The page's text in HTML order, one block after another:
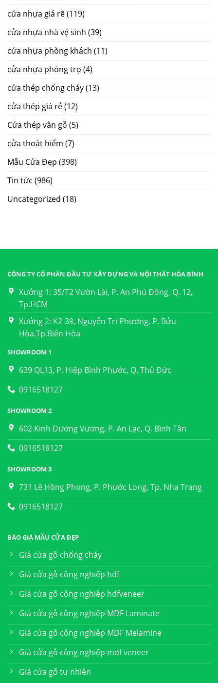
cửa nhựa giá rẽ(119)
cửa nhựa nhà vệ sinh (39)
cửa nhựa phòng khách (11)
cửa nhựa phòng trọ (4)
cửa thép chống cháy(13)
cửa thép giá rẻ(12)
Cửa thép vân gỗ (5)
cửa thoát hiểm (7)
Mẫu Cửa Đẹp (398)
Tin tức (986)
Uncategorized (18)
CÔNG TY CỔ PHẦN ĐẦU TƯ XÂY DỰNG VÀ NỘI THẤT HÒA BÌNH
Xưởng 1: 35/T2 Vườn Lài, P. An Phú Đông, Q. 12,
Tp.HCM
Xưởng 2: K2-39, Nguyễn Tri Phương, P. Bửu
Hòa,Tp.Biên Hòa
SHOWROOM 1
639 QL13, P. Hiệp Bình Phước, Q. Thủ Đức
0916518127
SHOWROOM 2
602 Kinh Dương Vương, P. An Lạc, Q. Bình Tân
0916518127
SHOWROOM 3
731 Lê Hồng Phong, P. Phước Long, Tp. Nha Trang
0916518127
BÁO GIÁ MẪU CỬA ĐẸP
Giá cửa gỗ chống cháy
Giá cửa gỗ công nghiệp hdf
Giá cửa gỗ công nghiệp hdfveneer
Giá cửa gỗ công nghiệp MDF Laminate
Giá cửa gỗ công nghiệp MDF Melamine
Giá cửa gỗ công nghiệp mdf veneer
Giá cửa gỗ tự nhiên